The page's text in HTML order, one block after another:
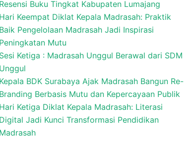
Resensi Buku Tingkat Kabupaten Lumajang
Hari Keempat Diklat Kepala Madrasah: Praktik
Baik Pengelolaan Madrasah Jadi Inspirasi
Peningkatan Mutu
Sesi Ketiga : Madrasah Unggul Berawal dari SDM
Unggul
Kepala BDK Surabaya Ajak Madrasah Bangun Re-
Branding Berbasis Mutu dan Kepercayaan Publik
Hari Ketiga Diklat Kepala Madrasah: Literasi
Digital Jadi Kunci Transformasi Pendidikan
Madrasah